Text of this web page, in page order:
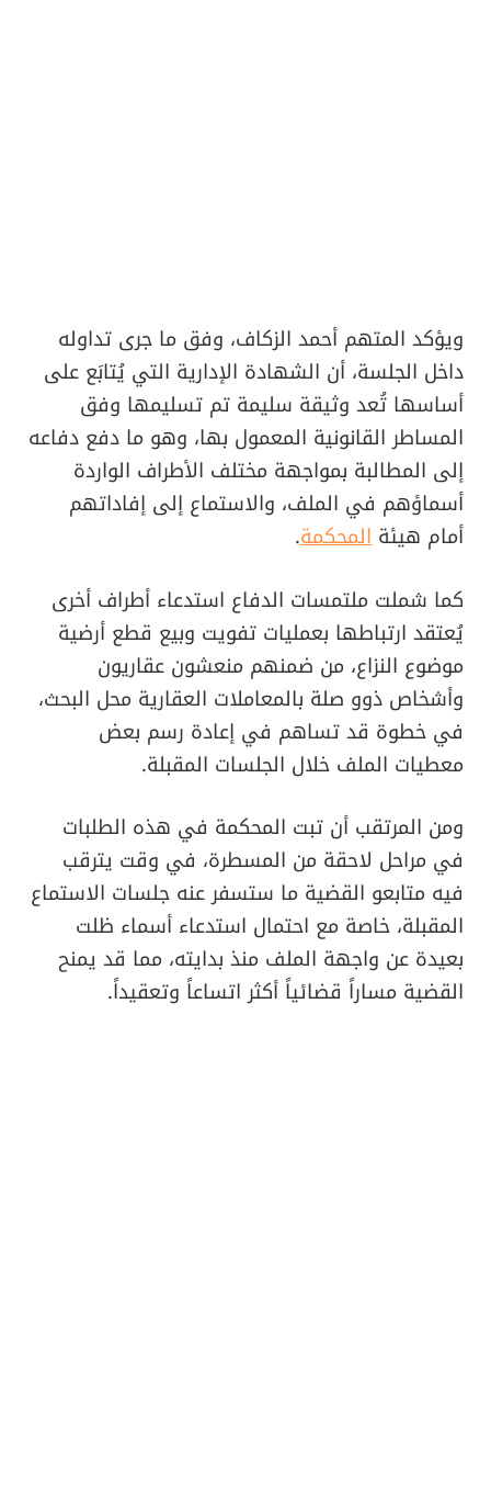
ويؤكد المتهم أحمد الزكاف، وفق ما جرى تداوله
داخل الجلسة، أن الشهادة الإدارية التي يُتابَع على
أساسها تُعد وثيقة سليمة تم تسليمها وفق
المساطر القانونية المعمول بها، وهو ما دفع دفاعه
إلى المطالبة بمواجهة مختلف الأطراف الواردة
أسماؤهم في الملف، والاستماع إلى إفاداتهم
أمام هيئة المحكمة.
كما شملت ملتمسات الدفاع استدعاء أطراف أخرى
يُعتقد ارتباطها بعمليات تفويت وبيع قطع أرضية
موضوع النزاع، من ضمنهم منعشون عقاريون
وأشخاص ذوو صلة بالمعاملات العقارية محل البحث،
في خطوة قد تساهم في إعادة رسم بعض
معطيات الملف خلال الجلسات المقبلة.
ومن المرتقب أن تبت المحكمة في هذه الطلبات
في مراحل لاحقة من المسطرة، في وقت يترقب
فيه متابعو القضية ما ستسفر عنه جلسات الاستماع
المقبلة، خاصة مع احتمال استدعاء أسماء ظلت
بعيدة عن واجهة الملف منذ بدايته، مما قد يمنح
القضية مساراً قضائياً أكثر اتساعاً وتعقيداً.